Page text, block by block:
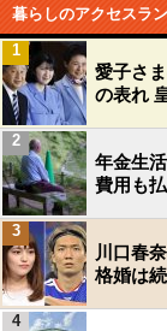
暮らしのアクセスラ
愛子さ
の表れ
1
年金生
費用も
2
川口春
格婚は
3
4